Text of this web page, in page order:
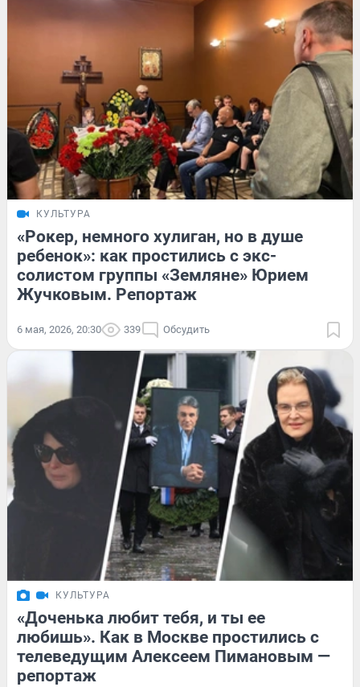
КУЛЬТУРА
«Рокер, немного хулиган, но в душе
ребенок»: как простились с экс-
солистом группы «Земляне» Юрием
Жучковым. Репортаж
6 мая, 2026, 20:30 339 Обсудить
КУЛЬТУРА
«Доченька любит тебя, и ты ее
любишь». Как в Москве простились с
телеведущим Алексеем Пимановым —
репортаж